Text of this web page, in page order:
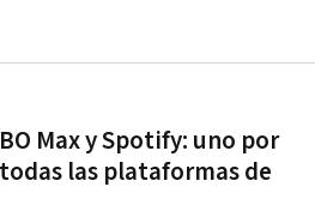
Max y Spotify: uno por
las plataformas de